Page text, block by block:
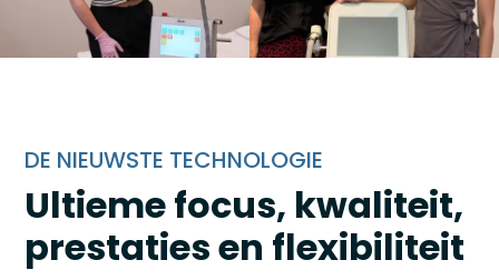
DE NIEUWSTE TECHNOLOGIE
Ultieme focus, kwaliteit,
prestaties en flexibiliteit